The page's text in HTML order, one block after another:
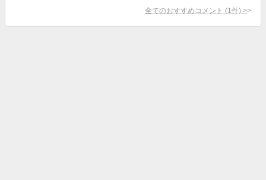
全てのおすすめコメント (1 件) >